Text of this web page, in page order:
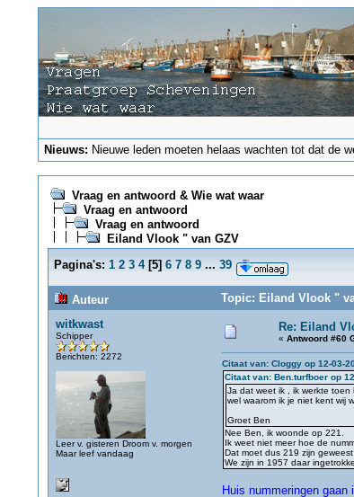
Nieuws: Nieuwe leden moeten helaas wachten tot dat de
Vraag en antwoord & Wie wat waar
Vraag en antwoord
Vraag en antwoord
Eiland Vlook " van GZV
Pagina's: 1 2 3 4[5] 6 7 8 9 ... 39
Auteur
Topic: Eiland Vlook "
witkwast
Schipper
Berichten: 2272
Leer v. gisteren Droom v. morgen
Maar leef vandaag
Re: Eiland
« Antwoord #60
Citaat van: Cloggy op 12-03-
Citaat van: Ben.turfboer op
Ja dat weet ik , ik werkte
wel waarom ik je niet kent wij
Groet Ben
Nee Ben, ik woonde op 221.
Ik weet niet meer hoe de
Dat moet dus 219 zijn
We zijn in 1957 daar
Huis nummeringen